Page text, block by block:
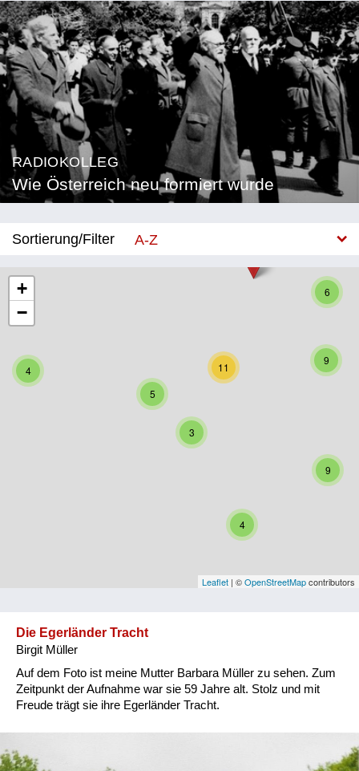
RADIOKOLLEG
Wie Österreich neu formiert wurde
Sortierung/Filter
A-Z
Kärnten
Niederösterreich
Oberösterreich
Vorarlberg
Besatzungsmächte
5
4
6
3
9
9
11
4
+
−
Leaflet | ©OpenStreetMapcontributors
Die Egerländer Tracht
Birgit Müller
Auf dem Foto ist meine Mutter Barbara Müller zu sehen. Zum
Zeitpunkt der Aufnahme war sie 59 Jahre alt. Stolz und mit
Freude trägt sie ihre Egerländer Tracht.